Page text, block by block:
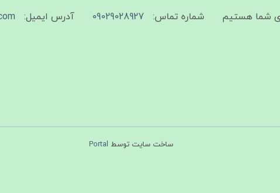
شماره تماس: 09029028927 آدرس ایمیل:
ساخت سایت توسط Portal